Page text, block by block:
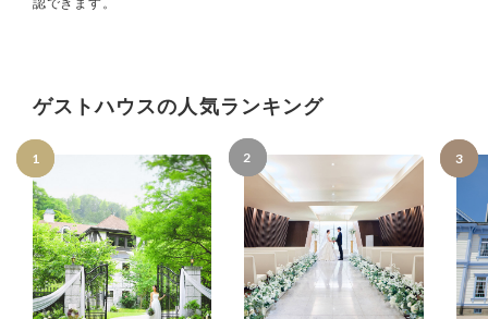
認できます。
ゲストハウスの人気ランキング
1 2 3